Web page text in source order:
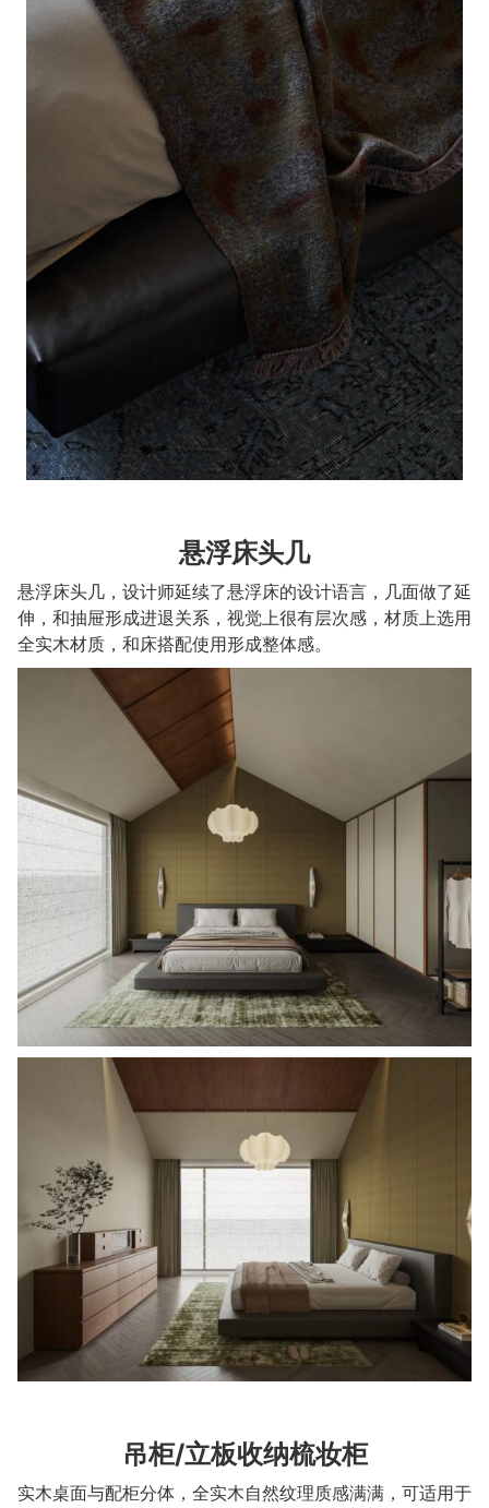
悬浮床头几
悬浮床头几，设计师延续了悬浮床的设计语言，几面做了延
伸，和抽屉形成进退关系，视觉上很有层次感，材质上选用
全实木材质，和床搭配使用形成整体感。
吊柜/立板收纳梳妆柜
实木桌面与配柜分体，全实木自然纹理质感满满，可适用于